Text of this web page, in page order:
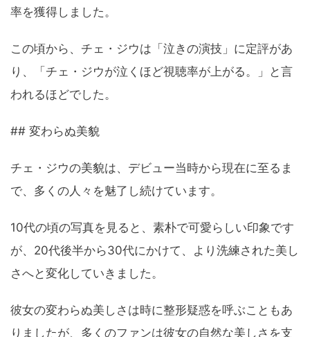
率を獲得しました。
この頃から、チェ・ジウは「泣きの演技」に定評があ
り、「チェ・ジウが泣くほど視聴率が上がる。」と言
われるほどでした。
## 変わらぬ美貌
チェ・ジウの美貌は、デビュー当時から現在に至るま
で、多くの人々を魅了し続けています。
10代の頃の写真を見ると、素朴で可愛らしい印象です
が、20代後半から30代にかけて、より洗練された美し
さへと変化していきました。
彼女の変わらぬ美しさは時に整形疑惑を呼ぶこともあ
りましたが、多くのファンは彼女の自然な美しさを支